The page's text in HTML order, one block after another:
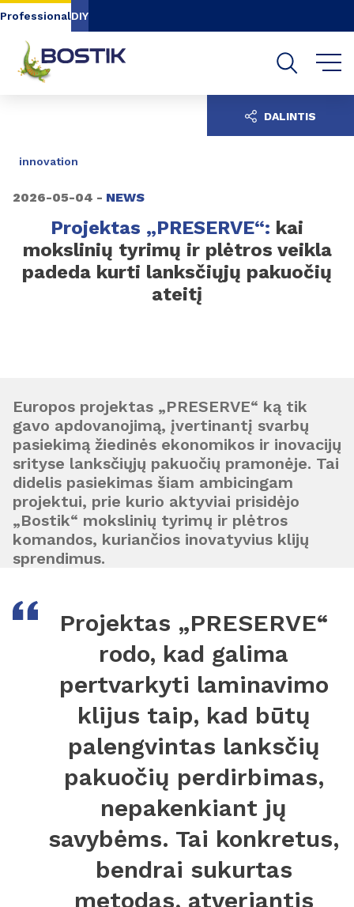
Go to content
ProfessionalDIY
innovation
2026-05-04 - NEWS
Projektas „PRESERVE“: kai
mokslinių tyrimų ir plėtros veikla
padeda kurti lanksčiųjų pakuočių
ateitį
DALINTIS
Europos projektas „PRESERVE“ ką tik
gavo apdovanojimą, įvertinantį svarbų
pasiekimą žiedinės ekonomikos ir inovacijų
srityse lanksčiųjų pakuočių pramonėje. Tai
didelis pasiekimas šiam ambicingam
projektui, prie kurio aktyviai prisidėjo
„Bostik“ mokslinių tyrimų ir plėtros
komandos, kuriančios inovatyvius klijų
sprendimus.
Projektas „PRESERVE“
rodo, kad galima
pertvarkyti laminavimo
klijus taip, kad būtų
palengvintas lanksčių
pakuočių perdirbimas,
nepakenkiant jų
savybėms. Tai konkretus,
bendrai sukurtas
metodas, atveriantis